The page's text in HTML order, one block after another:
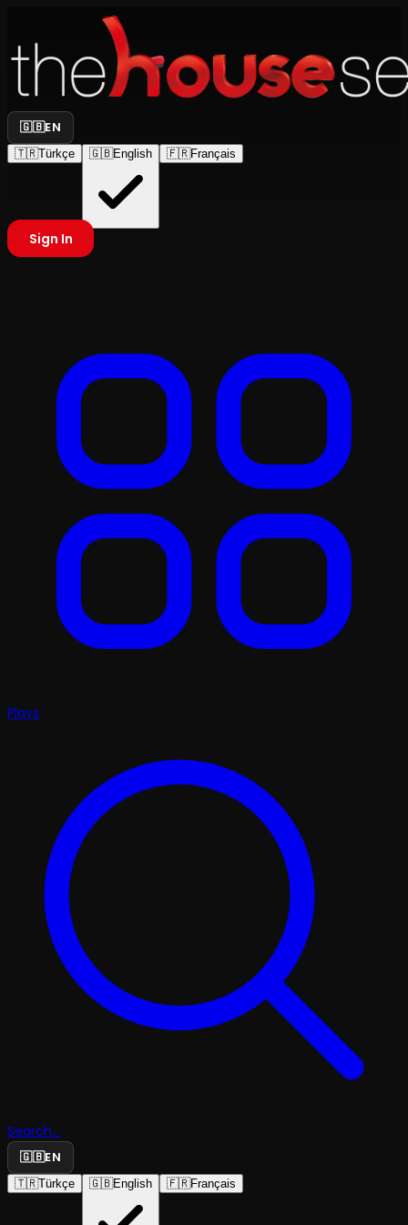
🇬🇧EN
🇹🇷Türkçe 🇬🇧English 🇫🇷Français
Sign In
Plays
Search...
🇬🇧EN
🇹🇷Türkçe 🇬🇧English 🇫🇷Français